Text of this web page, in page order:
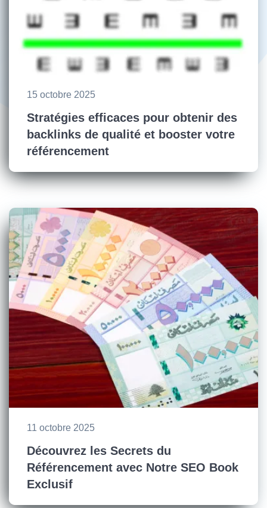
15 octobre 2025
Stratégies efficaces pour obtenir des
backlinks de qualité et booster votre
référencement
11 octobre 2025
Découvrez les Secrets du
Référencement avec Notre SEO Book
Exclusif